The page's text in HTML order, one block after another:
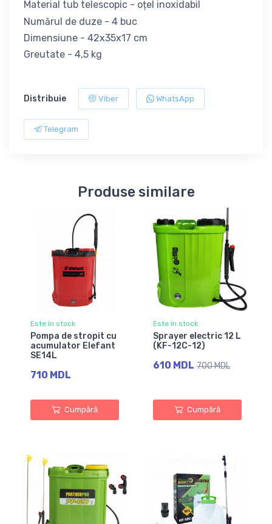
Material tub telescopic - oțel inoxidabil
Numărul de duze - 4 buc
Dimensiune - 42x35x17 cm
Greutate - 4,5 kg
Distribuie Viber WhatsApp
Telegram
Produse similare
Este în stock
Pompa de stropit cu
acumulator Elefant
SE14L
710 MDL
Cumpără
Este în stock
Sprayer electric 12 L
(KF-12C-12)
610 MDL 700 MDL
Cumpără